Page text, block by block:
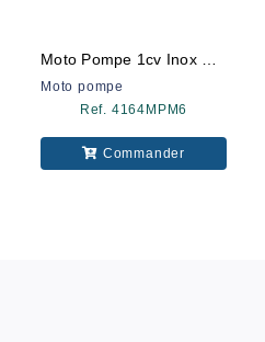
Moto Pompe 1cv Inox Rf Ds1000 Ds
Moto pompe
Ref. 4164MPM6
Commander